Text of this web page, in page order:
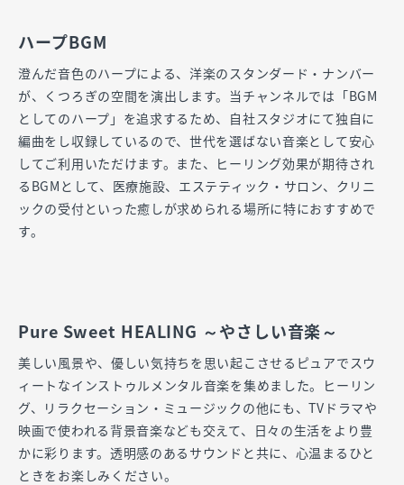
ハープBGM
澄んだ音色のハープによる、洋楽のスタンダード・ナンバー
が、くつろぎの空間を演出します。当チャンネルでは「BGM
としてのハープ」を追求するため、自社スタジオにて独自に
編曲をし収録しているので、世代を選ばない音楽として安心
してご利用いただけます。また、ヒーリング効果が期待され
るBGMとして、医療施設、エステティック・サロン、クリニ
ックの受付といった癒しが求められる場所に特におすすめで
す。
Pure Sweet HEALING ～やさしい音楽～
美しい風景や、優しい気持ちを思い起こさせるピュアでスウ
ィートなインストゥルメンタル音楽を集めました。ヒーリン
グ、リラクセーション・ミュージックの他にも、TVドラマや
映画で使われる背景音楽なども交えて、日々の生活をより豊
かに彩ります。透明感のあるサウンドと共に、心温まるひと
ときをお楽しみください。